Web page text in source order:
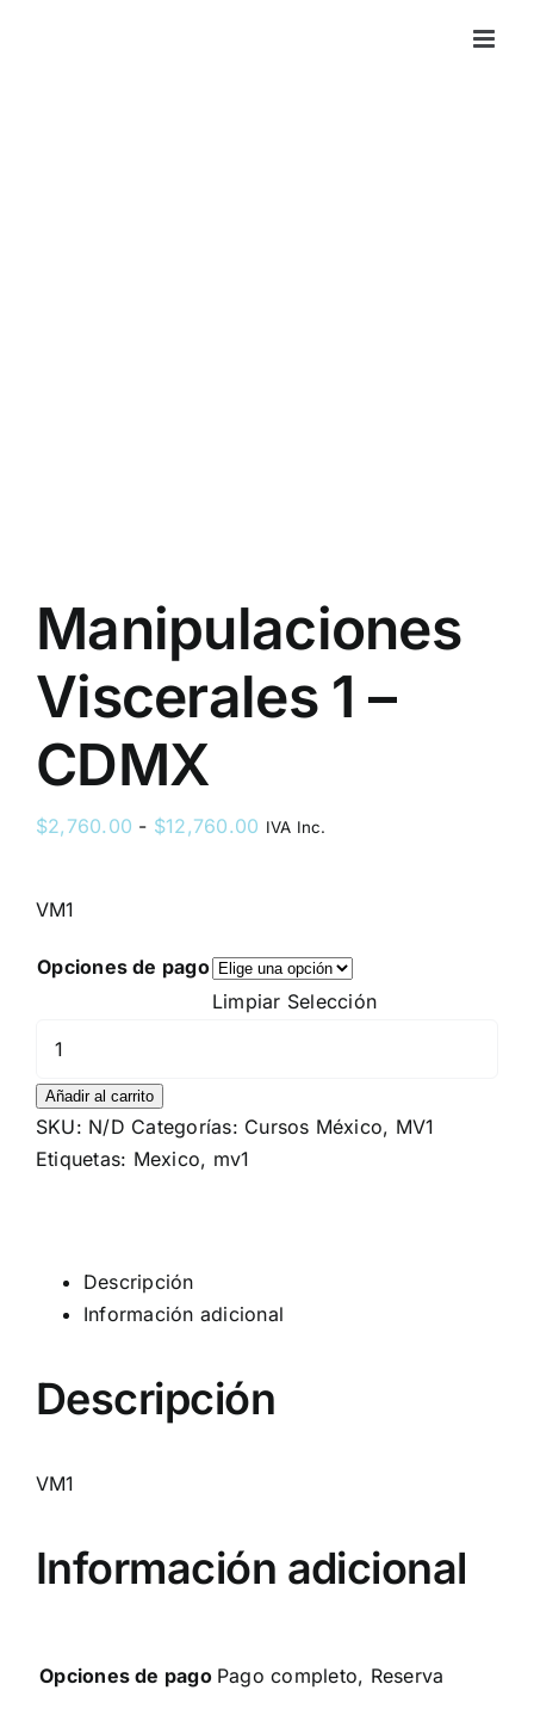
Manipulaciones
Viscerales 1 –
CDMX
$2,760.00 - $12,760.00 Rango
$2,760.00
hasta
IVA Inc.
VM1
Opciones de pago
Limpiar Selección
-
CDMX
Añadir al carrito
SKU: N/D Categorías: Cursos México, MV1
Etiquetas: Mexico, mv1
Descripción
Información adicional
Descripción
VM1
Información adicional
Opciones de pago Pago completo, Reserva